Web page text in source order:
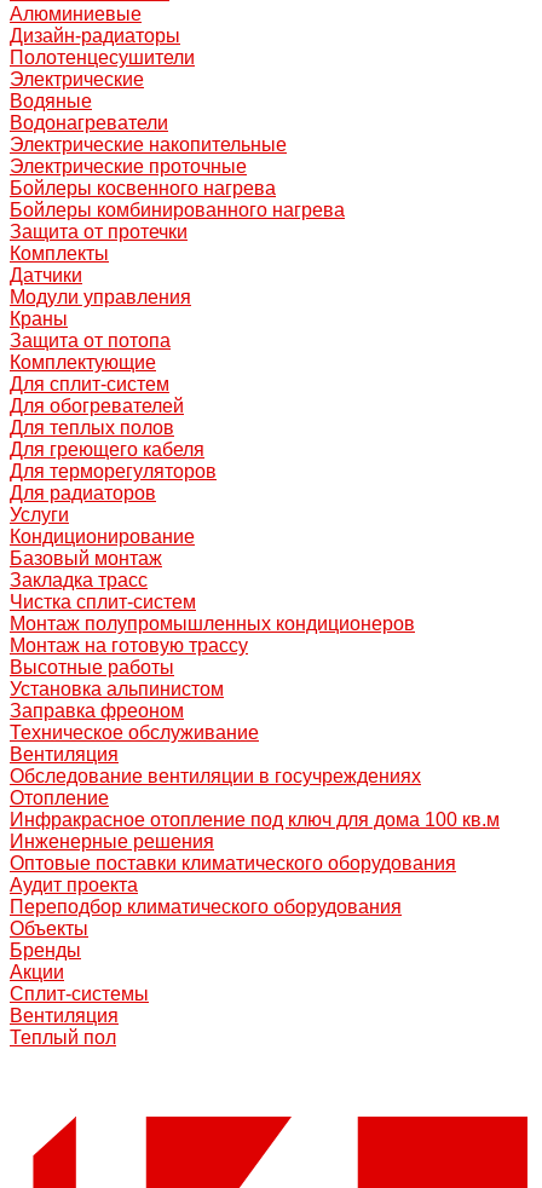
Алюминиевые
Дизайн-радиаторы
Полотенцесушители
Электрические
Водяные
Водонагреватели
Электрические накопительные
Электрические проточные
Бойлеры косвенного нагрева
Бойлеры комбинированного нагрева
Защита от протечки
Комплекты
Датчики
Модули управления
Краны
Защита от потопа
Комплектующие
Для сплит-систем
Для обогревателей
Для теплых полов
Для греющего кабеля
Для терморегуляторов
Для радиаторов
Услуги
Кондиционирование
Базовый монтаж
Закладка трасс
Чистка сплит-систем
Монтаж полупромышленных кондиционеров
Монтаж на готовую трассу
Высотные работы
Установка альпинистом
Заправка фреоном
Техническое обслуживание
Вентиляция
Обследование вентиляции в госучреждениях
Отопление
Инфракрасное отопление под ключ для дома 100 кв.м
Инженерные решения
Оптовые поставки климатического оборудования
Аудит проекта
Переподбор климатического оборудования
Объекты
Бренды
Акции
Сплит-системы
Вентиляция
Теплый пол